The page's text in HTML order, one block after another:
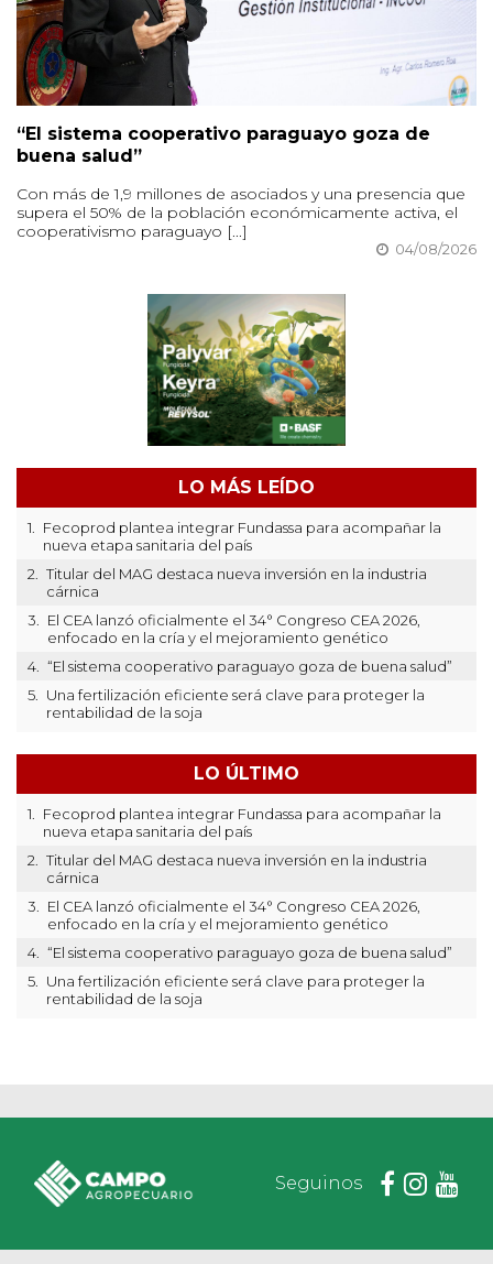
“El sistema cooperativo paraguayo goza de
buena salud”
Con más de 1,9 millones de asociados y una presencia que
supera el 50% de la población económicamente activa, el
cooperativismo paraguayo [...]
04/08/2026
LO MÁS LEÍDO
1.
Fecoprod plantea integrar Fundassa para acompañar la
nueva etapa sanitaria del país
2.
Titular del MAG destaca nueva inversión en la industria
cárnica
3.
El CEA lanzó oficialmente el 34° Congreso CEA 2026,
enfocado en la cría y el mejoramiento genético
4.
“El sistema cooperativo paraguayo goza de buena salud”
5.
Una fertilización eficiente será clave para proteger la
rentabilidad de la soja
LO ÚLTIMO
1.
Fecoprod plantea integrar Fundassa para acompañar la
nueva etapa sanitaria del país
2.
Titular del MAG destaca nueva inversión en la industria
cárnica
3.
El CEA lanzó oficialmente el 34° Congreso CEA 2026,
enfocado en la cría y el mejoramiento genético
4.
“El sistema cooperativo paraguayo goza de buena salud”
5.
Una fertilización eficiente será clave para proteger la
rentabilidad de la soja
Seguinos